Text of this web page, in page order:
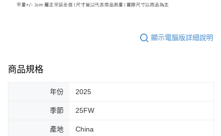
顯示電腦版詳細說明
商品規格
年份 2025
季節 25FW
產地 China